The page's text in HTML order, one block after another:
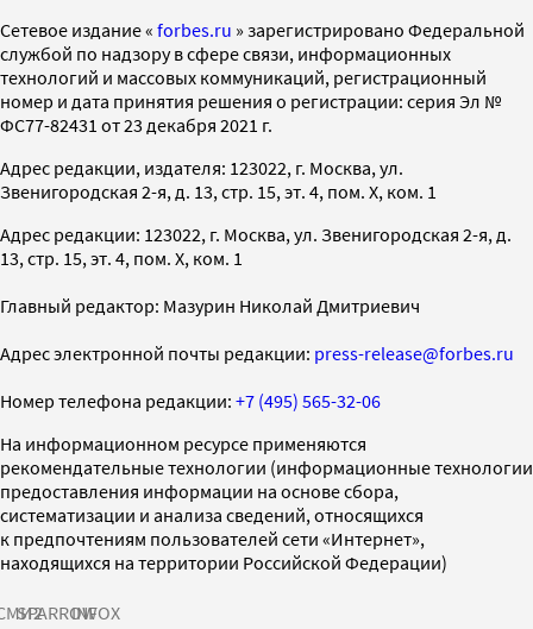
Cетевое издание « forbes.ru » зарегистрировано Федеральной
службой по надзору в сфере связи, информационных
технологий и массовых коммуникаций, регистрационный
номер и дата принятия решения о регистрации: серия Эл №
ФС77-82431 от 23 декабря 2021 г.
Адрес редакции, издателя: 123022, г. Москва, ул.
Звенигородская 2-я, д. 13, стр. 15, эт. 4, пом. X, ком. 1
Адрес редакции: 123022, г. Москва, ул. Звенигородская 2-я, д.
13, стр. 15, эт. 4, пом. X, ком. 1
Главный редактор: Мазурин Николай Дмитриевич
Адрес электронной почты редакции: press-release@forbes.ru
Номер телефона редакции: +7 (495) 565-32-06
На информационном ресурсе применяются
рекомендательные технологии (информационные технологии
предоставления информации на основе сбора,
систематизации и анализа сведений, относящихся
к предпочтениям пользователей сети «Интернет»,
находящихся на территории Российской Федерации)
SPARROWINFOX